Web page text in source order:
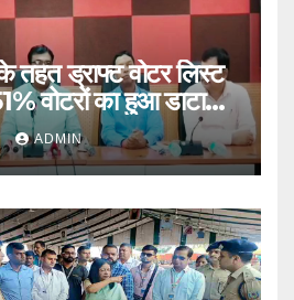
ड्राफ्ट वोटर लिस्ट
वोटरों का हुआ डाटा
ADMIN